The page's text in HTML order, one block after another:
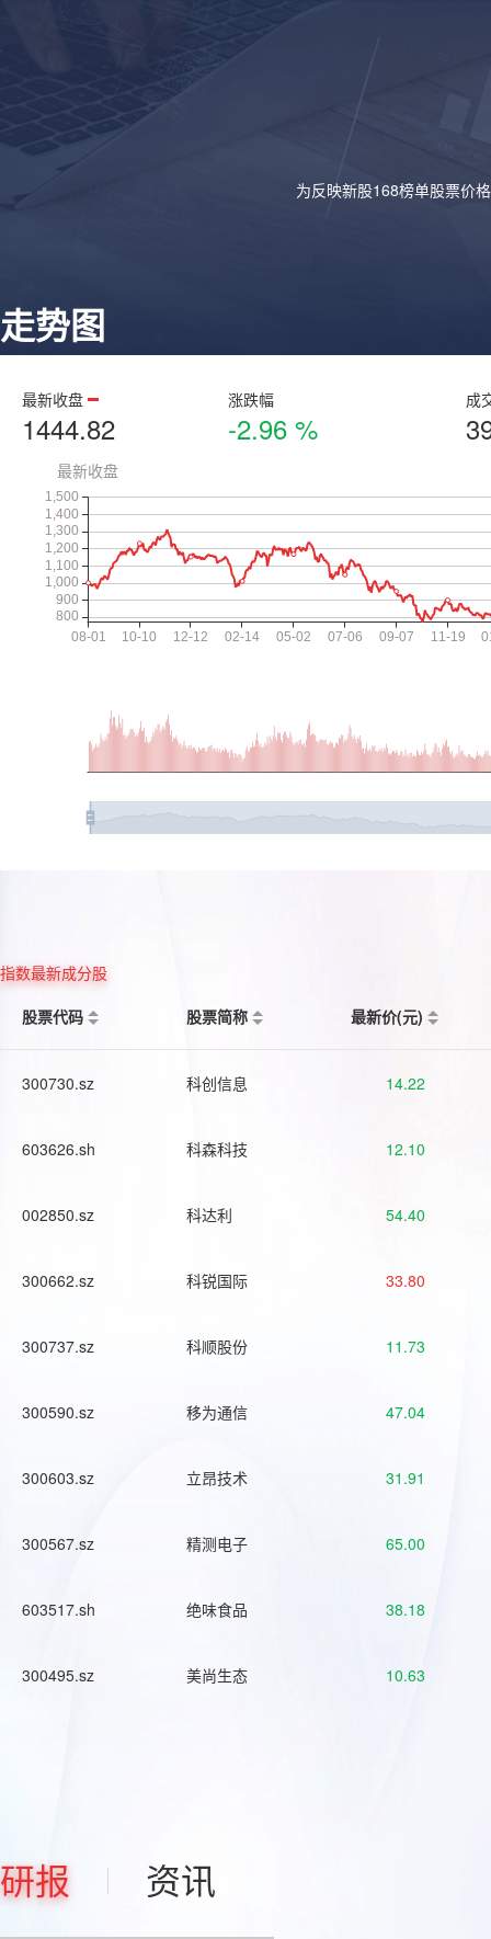
为反映新股168榜单股票价
走势图
最新收盘
1444.82
涨跌幅
-2.96 %
成
指数最新成分股
股票代码
股票简称 最新价(元)
300730.sz 科创信息 14.22
603626.sh 科森科技 12.10
002850.sz 科达利 54.40
300662.sz 科锐国际 33.80
300737.sz 科顺股份 11.73
300590.sz 移为通信 47.04
300603.sz 立昂技术 31.91
300567.sz 精测电子 65.00
603517.sh 绝味食品 38.18
300495.sz 美尚生态 10.63
研报 资讯